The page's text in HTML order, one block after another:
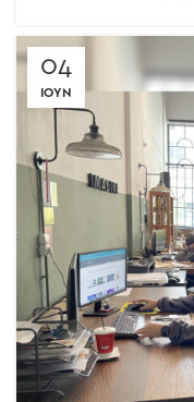
04
ΙΟΎΝ